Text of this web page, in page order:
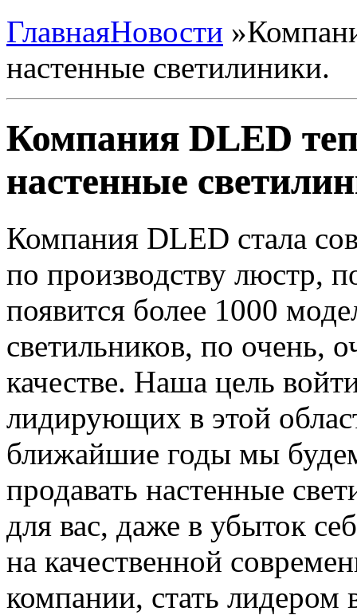
ГлавнаяНовости »
настенные светилиники.
Компания DLED
настенные
Компания DLED стала
по производству люстр,
появится более 1000
светильников, по очень,
качестве. Наша цель
лидирующих в этой
ближайшие годы мы
продавать настенные
для вас, даже в убыток
на качественной
компании, стать лидером